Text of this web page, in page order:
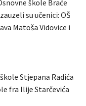
škole Braće
su učenici: OŠ
Matoša Vidovice i
Stjepana Radića
fra Ilije Starčevića